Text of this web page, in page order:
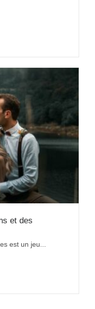
et des
est un jeu...